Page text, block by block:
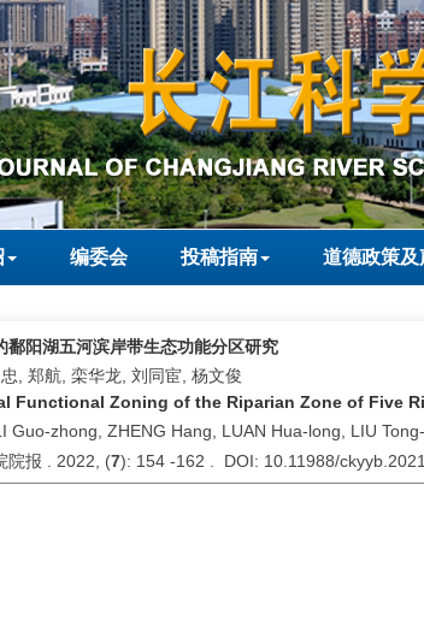
编委会 投稿指南 道德政策及
鄱阳湖五河滨岸带生态功能分区研究
, 郑航, 栾华龙, 刘同宦, 杨文俊
Functional Zoning of the Riparian Zone of Five
Guo-zhong, ZHENG Hang, LUAN Hua-long, LIU
院报 . 2022, (7): 154 -162 . DOI: 10.11988/